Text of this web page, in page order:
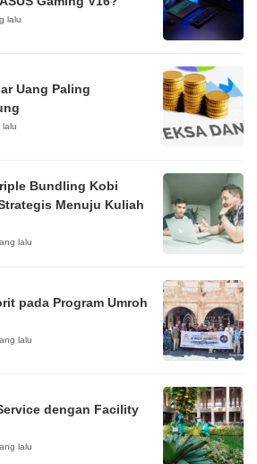
lalu
Uang Paling
lalu
Bundling Kobi
Menuju Kuliah
lalu
pada Program Umroh
lalu
dengan Facility
lalu